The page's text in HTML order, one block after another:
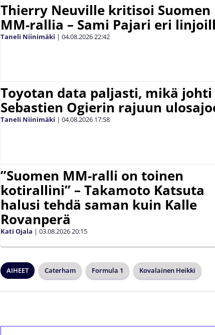
Thierry Neuville kritisoi Suomen
MM-rallia – Sami Pajari eri
Taneli Niinimäki | 04.08.202622:42
Toyotan data paljasti, mikä johti
Sebastien Ogierin rajuun
Taneli Niinimäki | 04.08.2026 17:58
”Suomen MM-ralli on toinen
kotirallini” – Takamoto Katsuta
halusi tehdä saman kuin Kalle
Rovanperä
Kati Ojala | 03.08.202620:15
AIHEET Caterham Formula 1 Kovalainen Heikki